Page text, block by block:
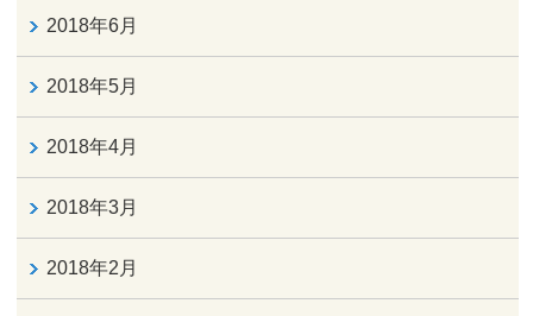
2018年6月
2018年5月
2018年4月
2018年3月
2018年2月